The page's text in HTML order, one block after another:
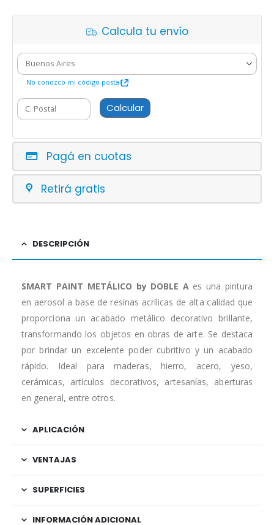
Calcula tu envío
No conozco mi código postal
Calcular
Pagá en cuotas
Retirá gratis
DESCRIPCIÓN
SMART PAINT METÁLICO by DOBLE Aes una pintura
en aerosol a base de resinas acrílicas de alta calidad que
proporciona un acabado metálico decorativo brillante,
transformando los objetos en obras de arte. Se destaca
por brindar un excelente poder cubritivo y un acabado
rápido. Ideal para maderas, hierro, acero, yeso,
cerámicas, artículos decorativos, artesanías, aberturas
en general, entre otros.
APLICACIÓN
VENTAJAS
SUPERFICIES
INFORMACIÓN ADICIONAL